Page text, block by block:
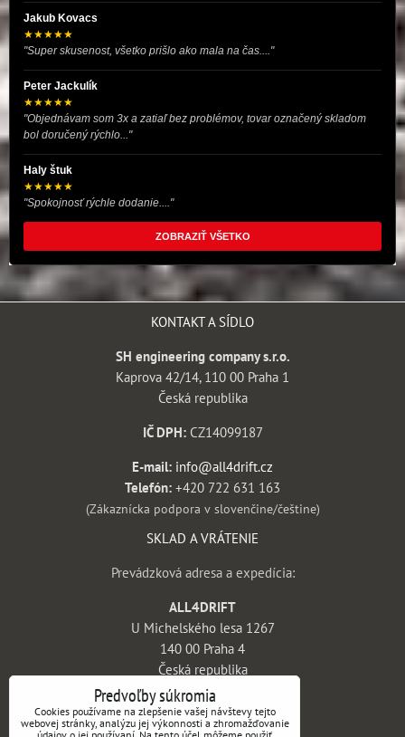
Jakub Kovacs
★★★★★
"Super skusenost, všetko prišlo ako mala na čas...."
Peter Jackulík
★★★★★
"Objednávam som 3x a zatiaľ bez problémov, tovar označený skladom
bol doručený rýchlo..."
Haly štuk
★★★★★
"Spokojnosť rýchle dodanie...."
ZOBRAZIŤ VŠETKO
KONTAKT A SÍDLO
SH engineering company s.r.o.
Kaprova 42/14, 110 00 Praha 1
Česká republika
IČ DPH:CZ14099187
E-mail: info@all4drift.cz
Telefón: +420 722 631 163
(Zákaznícka podpora v slovenčine/češtine)
SKLAD A VRÁTENIE
Prevádzková adresa a expedícia:
ALL4DRIFT
U Michelského lesa 1267
140 00 Praha 4
Česká republika
INFORMÁCIE
Predvoľby súkromia
Cookies používame na zlepšenie vašej návštevy tejto
webovej stránky, analýzu jej výkonnosti a zhromažďovanie